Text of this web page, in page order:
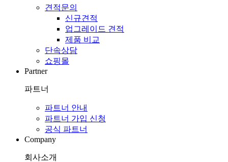
견적문의
신규견적
업그레이드 견적
제품 비교
단속상담
쇼핑몰
Partner
파트너
파트너 안내
파트너 가입 신청
공식 파트너
Company
회사소개